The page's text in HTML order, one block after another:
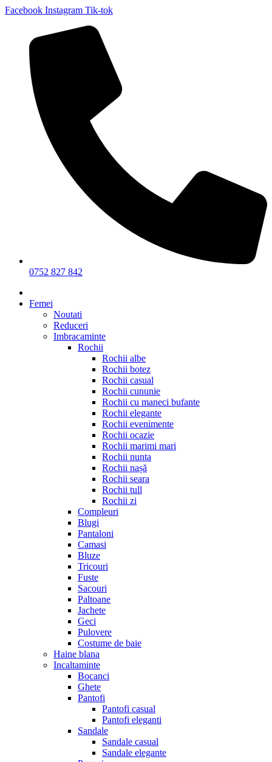
Facebook Instagram Tik-tok
0752 827 842
Femei
Noutati
Reduceri
Imbracaminte
Rochii
Rochii albe
Rochii botez
Rochii casual
Rochii cununie
Rochii cu maneci bufante
Rochii elegante
Rochii evenimente
Rochii ocazie
Rochii marimi mari
Rochii nunta
Rochii nașă
Rochii seara
Rochii tull
Rochii zi
Compleuri
Blugi
Pantaloni
Camasi
Bluze
Tricouri
Fuste
Sacouri
Paltoane
Jachete
Geci
Pulovere
Costume de baie
Haine blana
Incaltaminte
Bocanci
Ghete
Pantofi
Pantofi casual
Pantofi eleganti
Sandale
Sandale casual
Sandale elegante